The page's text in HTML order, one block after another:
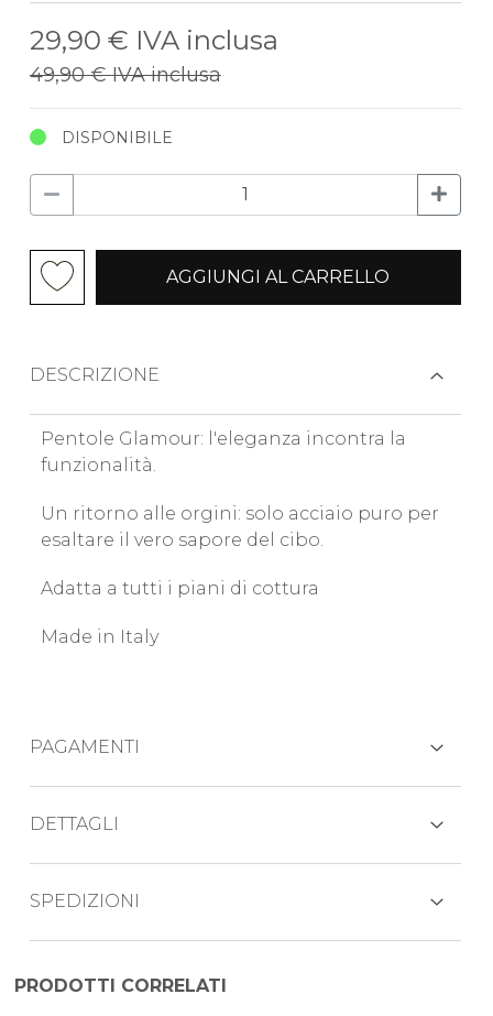
29,90 € IVA inclusa
49,90 €IVA inclusa
DISPONIBILE
AGGIUNGI AL CARRELLO
DESCRIZIONE
Pentole Glamour: l'eleganza incontra la
funzionalità.
Un ritorno alle orgini: solo acciaio puro per
esaltare il vero sapore del cibo.
Adatta a tutti i piani di cottura
Made in Italy
PAGAMENTI
BONIFICO BANCARIO
DETTAGLI
e naturale con acciaio inox 18/10 di prima
qualità.
Nessuno rivestimento interno
SPEDIZIONI
entro 3-5 giorni lavorativi mezzo corriere
PRODOTTI CORRELATI